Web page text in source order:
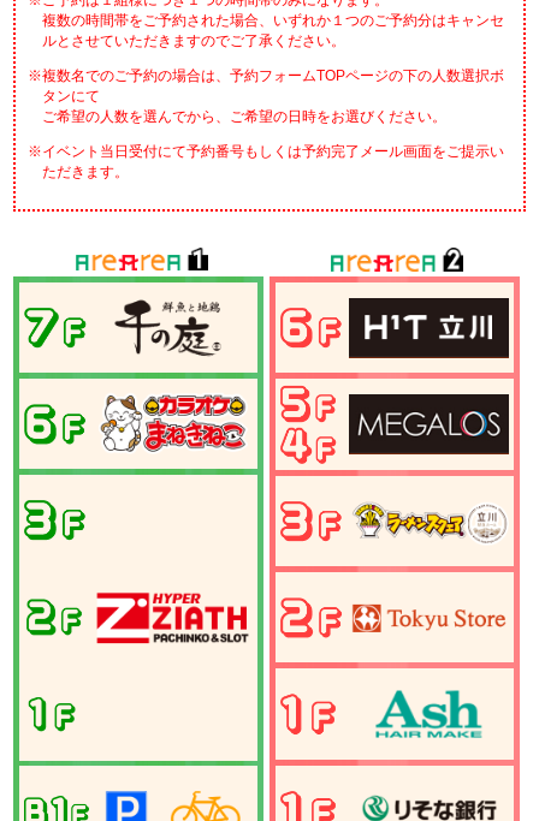
複数の時間帯をご予約された場合、いずれか１つのご予約分はキャンセ
ルとさせていただきますのでご了承ください。
※複数名でのご予約の場合は、予約フォームTOPページの下の人数選択ボ
タンにて
ご希望の人数を選んでから、ご希望の日時をお選びください。
※イベント当日受付にて予約番号もしくは予約完了メール画面をご提示い
ただきます。